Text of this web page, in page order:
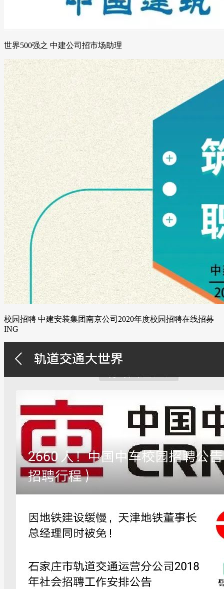
世界500强之 中建公司招市场助理
校园招聘 中建安装集团南京公司2020年度校园招聘在线招募
ING